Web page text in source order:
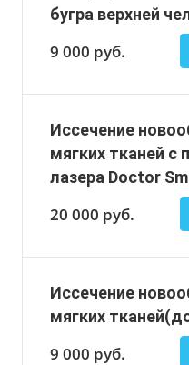
бугра верхней
9 000 руб.
Иссечение
мягких тканей с
лазера Doctor
20 000 руб.
Иссечение
мягких
9 000 руб.